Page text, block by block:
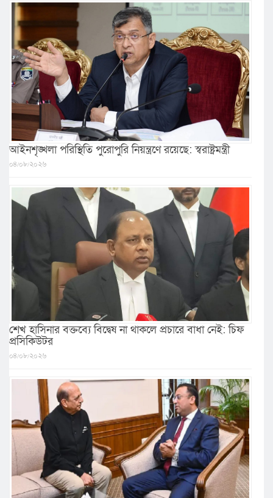
আইনশৃঙ্খলা পরিস্থিতি পুরোপুরি নিয়ন্ত্রণে রয়েছে: স্বরাষ্ট্রমন্ত্রী
০৪/০৮/২০২৬
শেখ হাসিনার বক্তব্যে বিদ্বেষ না থাকলে প্রচারে বাধা নেই: চিফ
প্রসিকিউটর
০৪/০৮/২০২৬